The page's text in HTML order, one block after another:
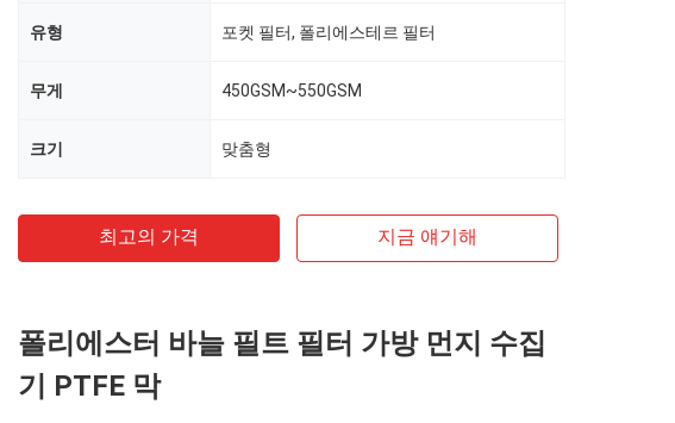
유형 포켓 필터, 폴리에스테르 필터
무게 450GSM~550GSM
크기 맞춤형
최고의 가격 지금 얘기해
폴리에스터 바늘 필트 필터 가방 먼지 수집
기 PTFE 막